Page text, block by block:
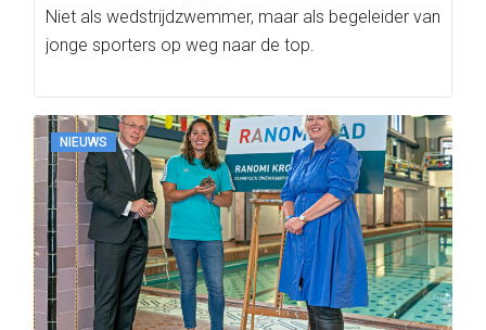
Niet als wedstrijdzwemmer, maar als begeleider van
jonge sporters op weg naar de top.
NIEUWS